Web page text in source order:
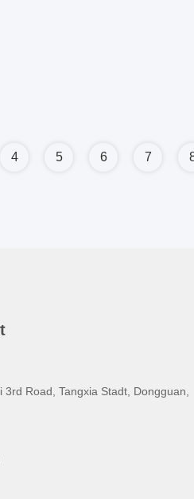
4 5 6 7
Road, Tangxia Stadt, Dongguan,